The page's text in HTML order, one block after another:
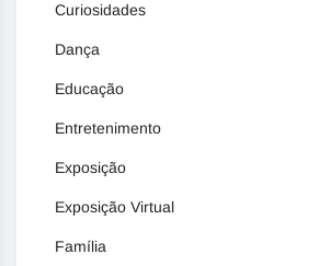
Curiosidades
Dança
Educação
Entretenimento
Exposição
Exposição Virtual
Família